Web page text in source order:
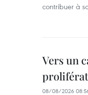
contribuer à
Vers un
08/08/2026